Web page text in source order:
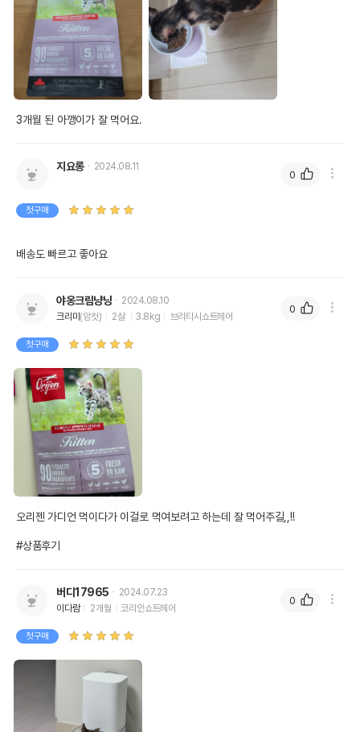
3개월 된 아깽이가 잘 먹어요.
지요롱 2024.08.11
첫구매
배송도 빠르고 좋아요
0
야옹크림냥냥
2024.08.10
크리미 (암컷) 2살 3.8kg 브리티시쇼트헤어
첫구매
오리젠 가디언 먹이다가 이걸로 먹여보려고 하는데 잘 먹어주길,,!!
#상품후기
0
버디17965
2024.07.23
이다람
2개월 코리안쇼트헤어
첫구매
0